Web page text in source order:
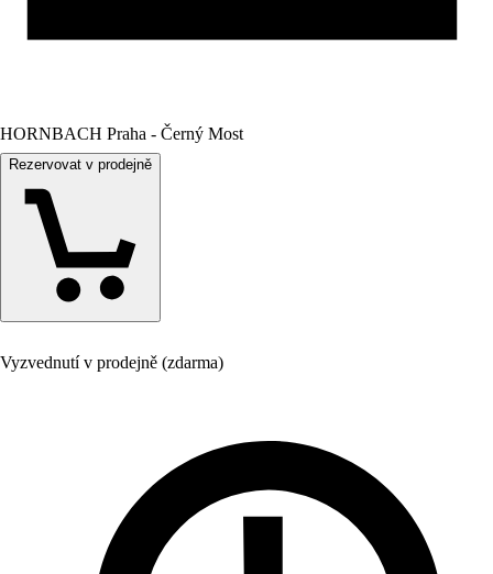
HORNBACH Praha - Černý Most
Rezervovat v prodejně
Vyzvednutí v prodejně (zdarma)